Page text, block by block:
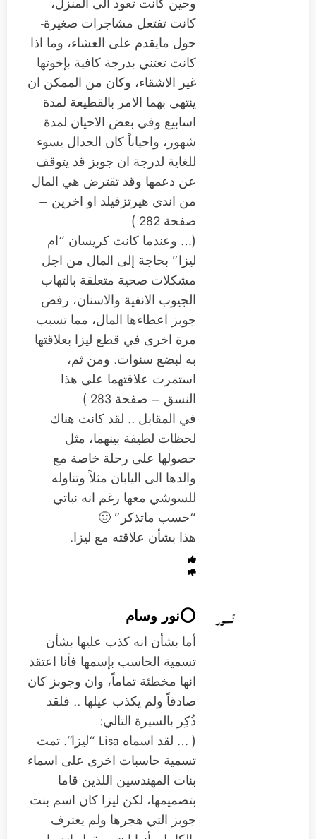
كانت تفتعل مشاجرات صغيرة-
حول مايقدم على العشاء، وما اذا
كانت تعتني بدرجة كافية بإخوتها
غير الاشقاء، وكان من الممكن ان
ينتهي بهما الامر بالقطيعة لمدة
اسابيع وفي بعض الاحيان لمدة
شهور، واحياناً كان الجدال يسوء
للغاية لدرجة ان جوبز قد يتوقف
عن دعمها وقد تقترض هي المال
من اندي هيرتزفيلد او اخرين –
صفحة 282 )
(… وعندما كانت كريسان “ام
ليزا” بحاجة إلى المال من اجل
مشكلات صحية متعلقة بالتهاب
الجيوب الانفية والاسنان، رفض
جوبز اعطاءها المال، مما تسبب
مرة اخرى في قطع ليزا بعلاقتها
به لبضع سنوات. ومن ثم،
استمرت علاقتهما على هذا
النسق – صفحة 283 )
في المقابل .. لقد كانت هناك
لحظات لطيفة بينهما، مثل
حصولها على رحلة خاصة مع
والدها الى اليابان مثلاً وتناوله
للسوشي معها رغم انه نباتي
“حسب ماتذكر” 🙂
هذا بشأن علاقته مع ليزا.
⭕️نور وسام
أما بشأن انه كذب عليها بشأن
تسمية الحاسب بإسمها فأنا اعتقد
انها مخطئة تماماً، وان وجوبز كان
صادقاً ولم يكذب عيلها .. فلقد
ذُكِر بالسيرة التالي:
( … لقد اسماه Lisa “ليزا”. تمت
تسمية حاسبات اخرى على اسماء
بنات المهندسين اللذين قاما
بتصميمها، لكن ليزا كان اسم بنت
جوبز التي هجرها ولم يعترف